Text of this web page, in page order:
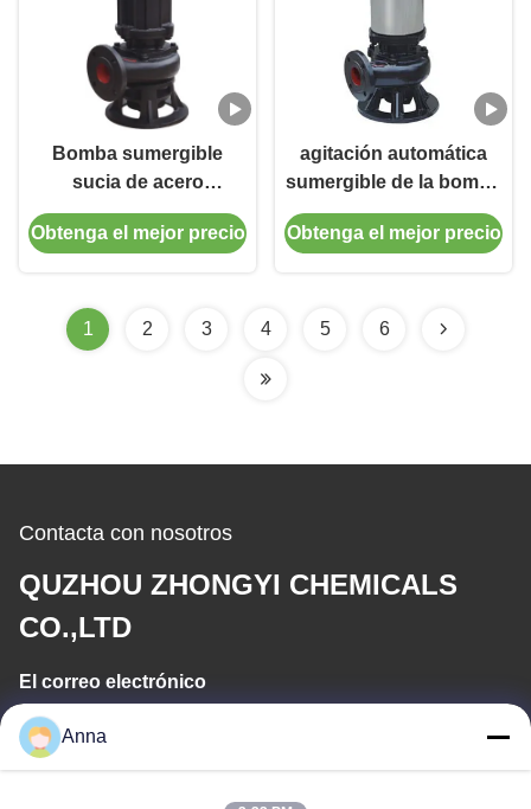
Bomba sumergible
sucia de acero
inoxidable de la
alcantarilla de la bomba
Obtenga el mejor precio
agitación automática
sumergible de la bomba
de aguas residuales de
10m3/H JYWQ con la
Obtenga el mejor precio
1 2 3 4 5 6
Contacta con nosotros
QUZHOU ZHONGYI CHEMICALS
CO.,LTD
El correo electrónico
wfmbeide@163.com
Anna